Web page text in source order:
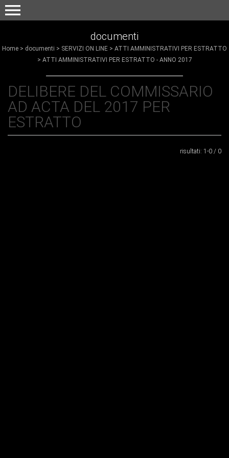
menu
documenti
Home > documenti > SERVIZI ON LINE > ATTI AMMINISTRATIVI PER ESTRATTO
> ATTI AMMINISTRATIVI PER ESTRATTO - ANNO 2017
Invia
DELIBERE DEL COMMISSARIO
AD ACTA DEL 2017 PER
ESTRATTO
risultati: 1-0 / 0